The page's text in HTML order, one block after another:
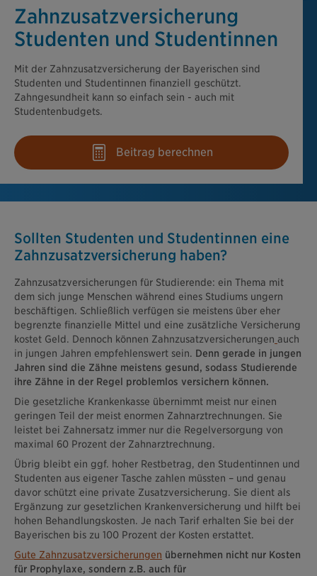
Zahnzusatzver­sicherung
Studenten und Studentinnen
Mit der Zahnzusatzversicherung der Bayerischen sind
Studenten und Studentinnen finanziell geschützt.
Zahngesundheit kann so einfach sein - auch mit
Studentenbudgets.
Beitrag berechnen
Sollten Studenten und Studentinnen eine
Zahnzusatz­versicherung haben?
Zahnzusatzversicherungen für Studierende: ein Thema mit
dem sich junge Menschen während eines Studiums ungern
beschäftigen. Schließlich verfügen sie meistens über eher
begrenzte finanzielle Mittel und eine zusätzliche Versicherung
kostet Geld. Dennoch können Zahnzusatzversicherungen auch
in jungen Jahren empfehlenswert sein. Denn gerade in jungen
Jahren sind die Zähne meistens gesund, sodass Studierende
ihre Zähne in der Regel problemlos versichern können.
Die gesetzliche Krankenkasse übernimmt meist nur einen
geringen Teil der meist enormen Zahnarztrechnungen. Sie
leistet bei Zahnersatz immer nur die Regelversorgung von
maximal 60 Prozent der Zahnarztrechnung.
Übrig bleibt ein ggf. hoher Restbetrag, den Studentinnen und
Studenten aus eigener Tasche zahlen müssten – und genau
davor schützt eine private Zusatzversicherung. Sie dient als
Ergänzung zur gesetzlichen Krankenversicherung und hilft bei
hohen Behandlungskosten. Je nach Tarif erhalten Sie bei der
Bayerischen bis zu 100 Prozent der Kosten erstattet.
Gute Zahnzusatzversicherungen übernehmen nicht nur Kosten
für Prophylaxe, sondern z.B. auch für